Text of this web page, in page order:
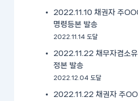
2022.11.10 채권자 주
명령등본 발송
2022.11.14 도달
2022.11.22 채무자겸소
정본 발송
2022.12.04 도달
2022.11.22 채권자 주